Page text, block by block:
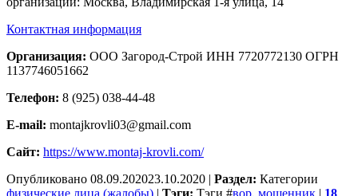
Контактная информация
Организация: ООО Загород-Строй ИНН 7720772130 ОГРН
1137746051662
Телефон: 8 (925) 038-44-48
E-mail: montajkrovli03@gmail.com
Сайт: https://www.montaj-krovli.com/
Опубликовано 08.09.202023.10.2020 | Раздел: Категории
физические лица (жалобы) | Тэги: Тэги #вор, мошенник | 18